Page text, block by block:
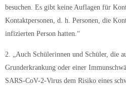
besuchen. Es gibt keine Auflagen für
Kontaktpersonen, d. h. Personen, die
infizierten Person hatten.“
2. „Auch Schülerinnen und Schüler, die
Grunderkrankung oder einer
SARS-CoV-2-Virus dem Risiko eines